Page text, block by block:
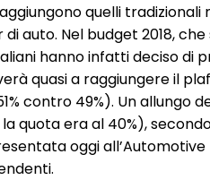
quelli
auto. Nel budget 2018,
hanno infatti deciso di
quasi a raggiungere il
contro 49%). Un allungo
quota era al 40%),
oggi